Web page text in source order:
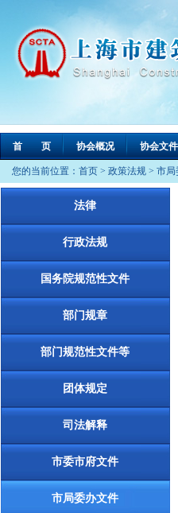
首 页 协会概况 协会文件
您的当前位置： 首页 > 政策法规 > 市局
法律
行政法规
国务院规范性文件
部门规章
部门规范性文件等
团体规定
司法解释
市委市府文件
市局委办文件